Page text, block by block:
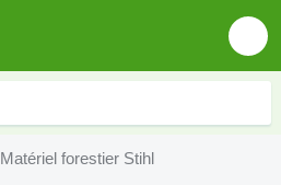
Matériel forestier Stihl